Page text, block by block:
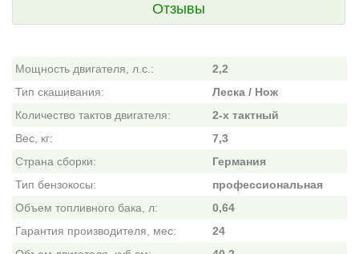
Отзывы
Мощность двигателя, л.с.:
2,2
Тип скашивания:
Леска / Нож
Количество тактов двигателя:
2-х тактный
Вес, кг:
7,3
Страна сборки:
Германия
Тип бензокосы:
профессиональная
Объем топливного бака, л:
0,64
Гарантия производителя, мес:
24